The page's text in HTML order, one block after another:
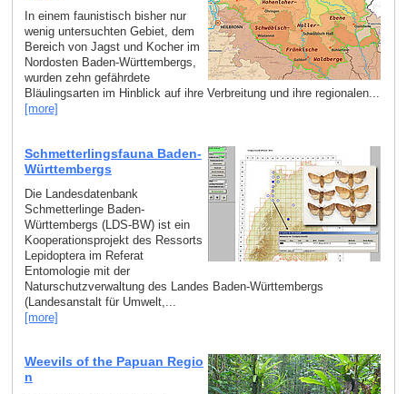
In einem faunistisch bisher nur
wenig untersuchten Gebiet, dem
Bereich von Jagst und Kocher im
Nordosten Baden-Württembergs,
wurden zehn gefährdete
Bläulingsarten im Hinblick auf ihre Verbreitung und ihre regionalen...
[more]
Schmetterlingsfauna Baden-
Württembergs
Die Landesdatenbank
Schmetterlinge Baden-
Württembergs (LDS-BW) ist ein
Kooperationsprojekt des Ressorts
Lepidoptera im Referat
Entomologie mit der
Naturschutzverwaltung des Landes Baden-Württembergs
(Landesanstalt für Umwelt,...
[more]
Weevils of the Papuan Regio
n